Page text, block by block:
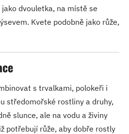
dvouletka, na místě se
Kvete podobně jako růže,
s trvalkami, polokeři i
středomořské rostliny a druhy,
slunce, ale na vodu a živiny
potřebují růže, aby dobře rostly